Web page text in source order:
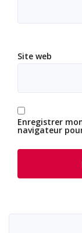
Site web
Enregistrer
navigateur